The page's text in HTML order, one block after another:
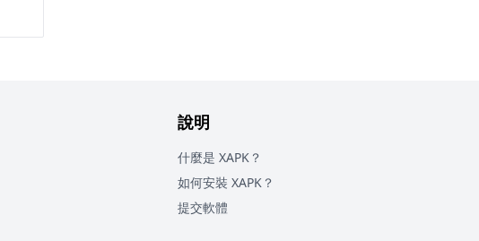
說明
什麼是 XAPK？
如何安裝 XAPK？
提交軟體